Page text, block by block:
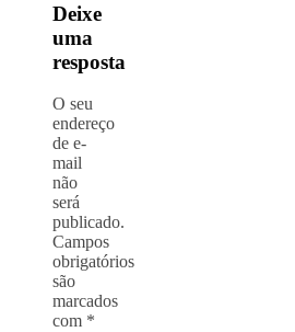
Deixe
uma
resposta
O seu
endereço
de e-
mail
não
será
publicado.
Campos
obrigatórios
são
marcados
com *